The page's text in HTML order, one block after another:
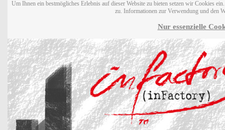
Um Ihnen ein bestmögliches Erlebnis auf dieser Website zu bieten setzen wir Cookies
zu. Informationen zur Verwendung und den
Nur essenzielle